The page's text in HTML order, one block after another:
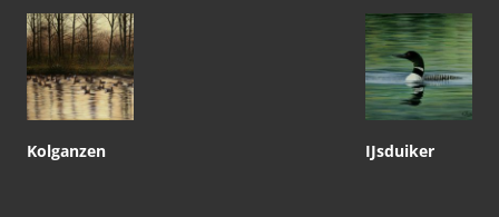
Kolganzen IJsduiker